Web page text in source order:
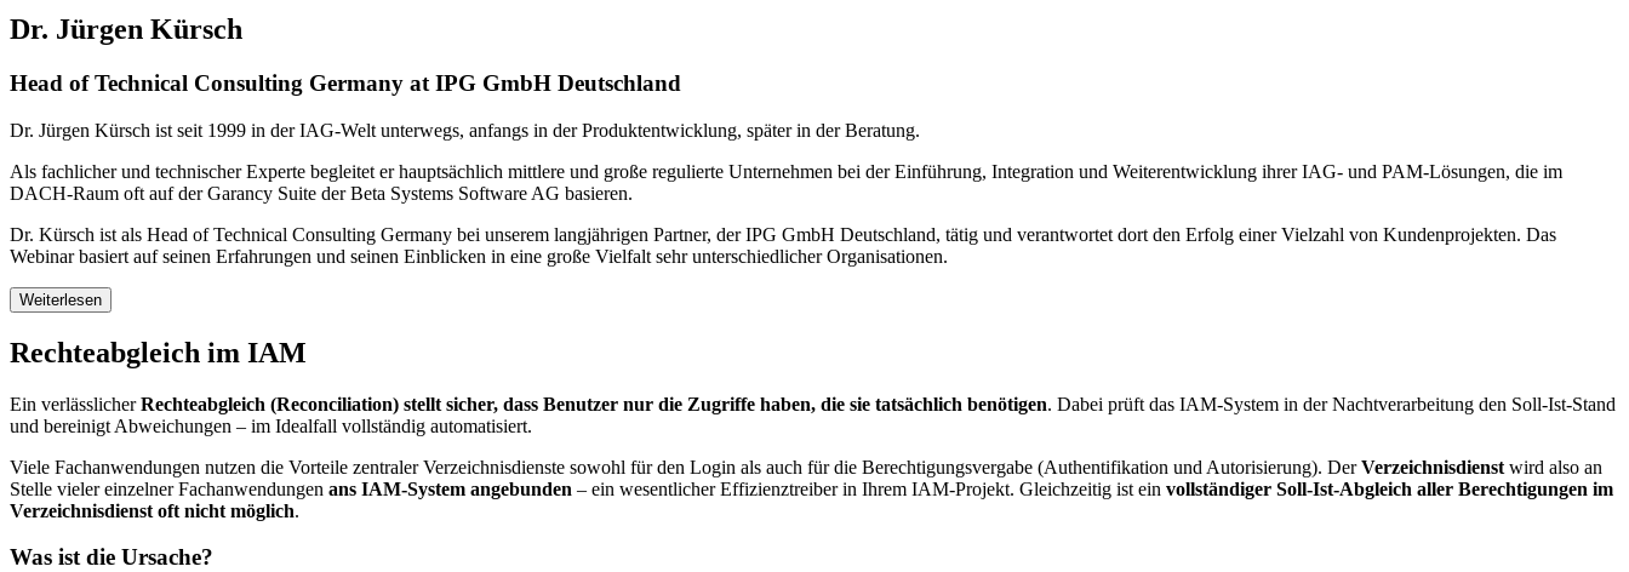
Dr. Jürgen Kürsch
Head of Technical Consulting Germany at IPG GmbH Deutschland
Dr. Jürgen Kürsch ist seit 1999 in der IAG-Welt unterwegs, anfangs in der Produktentwicklung, später in der Beratung.
Als fachlicher und technischer Experte begleitet er hauptsächlich mittlere und große regulierte Unternehmen bei der Einführung, Integration und Weiterentwicklung ihrer IAG- und PAM-Lösungen, die im
DACH-Raum oft auf der Garancy Suite der Beta Systems Software AG basieren.
Dr. Kürsch ist als Head of Technical Consulting Germany bei unserem langjährigen Partner, der IPG GmbH Deutschland, tätig und verantwortet dort den Erfolg einer Vielzahl von Kundenprojekten. Das
Webinar basiert auf seinen Erfahrungen und seinen Einblicken in eine große Vielfalt sehr unterschiedlicher Organisationen.
Weiterlesen
Rechteabgleich im IAM
Ein verlässlicherRechteabgleich (Reconciliation) stellt sicher, dass Benutzer nur die Zugriffe haben, die sie tatsächlich benötigen. Dabei prüft das IAM-System in der Nachtverarbeitung den Soll-Ist-Stand
und bereinigt Abweichungen – im Idealfall vollständig automatisiert.
Viele Fachanwendungen nutzen die Vorteile zentraler Verzeichnisdienste sowohl für den Login als auch für die Berechtigungsvergabe (Authentifikation und Autorisierung). DerVerzeichnisdienst wird also an
Stelle vieler einzelner Fachanwendungen ans IAM-System angebunden – ein wesentlicher Effizienztreiber in Ihrem IAM-Projekt. Gleichzeitig ist ein vollständiger Soll-Ist-Abgleich aller Berechtigungen im
Verzeichnisdienst oft nicht möglich.
Was ist die Ursache?